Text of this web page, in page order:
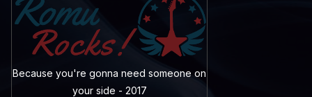
Because you're gonna need someone on
your side - 2017